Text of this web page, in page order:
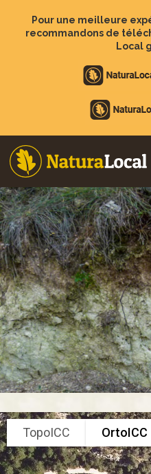
contenu
Pour une meilleure
recommandons de
Local
TopoICC OrtoICC